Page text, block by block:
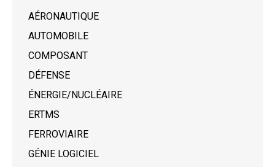
AÉRONAUTIQUE
AUTOMOBILE
COMPOSANT
DÉFENSE
ÉNERGIE/NUCLÉAIRE
ERTMS
FERROVIAIRE
GÉNIE LOGICIEL